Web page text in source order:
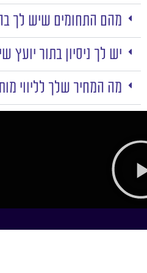
מהם התחומים שיש לך
יש לך ניסיון בתור יועץ
מה המחיר שלך לליווי